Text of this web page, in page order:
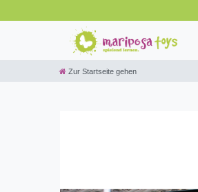
Zur Startseite gehen